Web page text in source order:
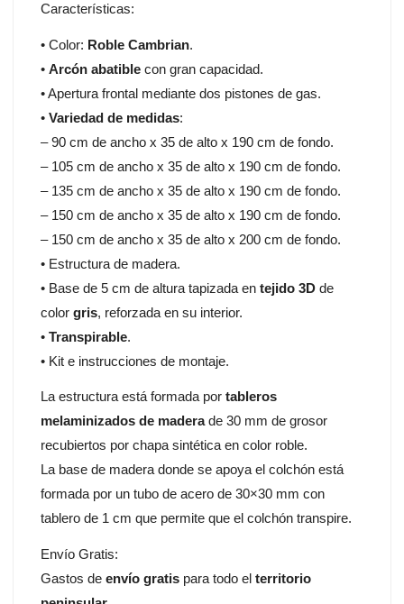
Características:
• Color: Roble Cambrian.
•Arcón abatible con gran capacidad.
• Apertura frontal mediante dos pistones de gas.
•Variedad de medidas:
– 90 cm de ancho x 35 de alto x 190 cm de fondo.
– 105 cm de ancho x 35 de alto x 190 cm de fondo.
– 135 cm de ancho x 35 de alto x 190 cm de fondo.
– 150 cm de ancho x 35 de alto x 190 cm de fondo.
– 150 cm de ancho x 35 de alto x 200 cm de fondo.
• Estructura de madera.
• Base de 5 cm de altura tapizada entejido 3D de
colorgris, reforzada en su interior.
•Transpirable.
• Kit e instrucciones de montaje.
La estructura está formada portableros
melaminizados de maderade 30 mm de grosor
recubiertos por chapa sintética en color roble.
La base de madera donde se apoya el colchón está
formada por un tubo de acero de 30×30 mm con
tablero de 1 cm que permite que el colchón transpire.
Envío Gratis:
Gastos de envío gratis para todo elterritorio